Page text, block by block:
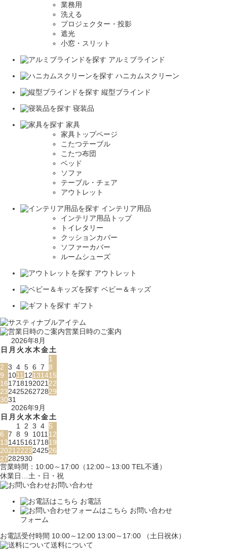
業務用
洗える
プロジェクター・投影
遮光
小窓・スリット
アルミブラインド
ハニカムスクリーン
縦型ブラインド
寝装品
家具
家具トップページ
こたつテーブル
こたつ布団
ベッド
ソファ
テーブル・チェア
アウトレット
インテリア用品
インテリア用品トップ
トイレタリー
クッションカバー
ソファーカバー
ルームシューズ
アウトレット
ベビー＆キッズ
ギフト
営業日時のご案内
2026年8月
日 月 火水木金土
1
2 3 4 5 6 7 8
9
101112131415
16171819202122
23242526272829
3031
2026年9月
日 月 火水木金土
1 2 3 4 5
6 7 8 9 101112
13141516171819
20212223242526
27282930
営業時間：10:00～17:00（12:00～13:00 TEL不通）
休業日…土・日・祝
お問い合わせ
お電話
お問い合わせ
フォーム
お電話受付時間 10:00～12:00 13:00～17:00 （土日祝休）
送料について